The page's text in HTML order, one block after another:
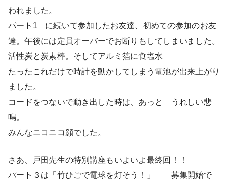
われました。
パート1 に続いて参加したお友達、初めての参加のお友
達。午後には定員オーバーでお断りもしてしまいました。
活性炭と炭素棒。そしてアルミ箔に食塩水
たったこれだけで時計を動かしてしまう電池が出来上がり
ました。
コードをつないで動き出した時は、あっと うれしい悲
鳴。
みんなニコニコ顔でした。
さあ、戸田先生の特別講座もいよいよ最終回！！
パート３は「竹ひごで電球を灯そう！」 募集開始で